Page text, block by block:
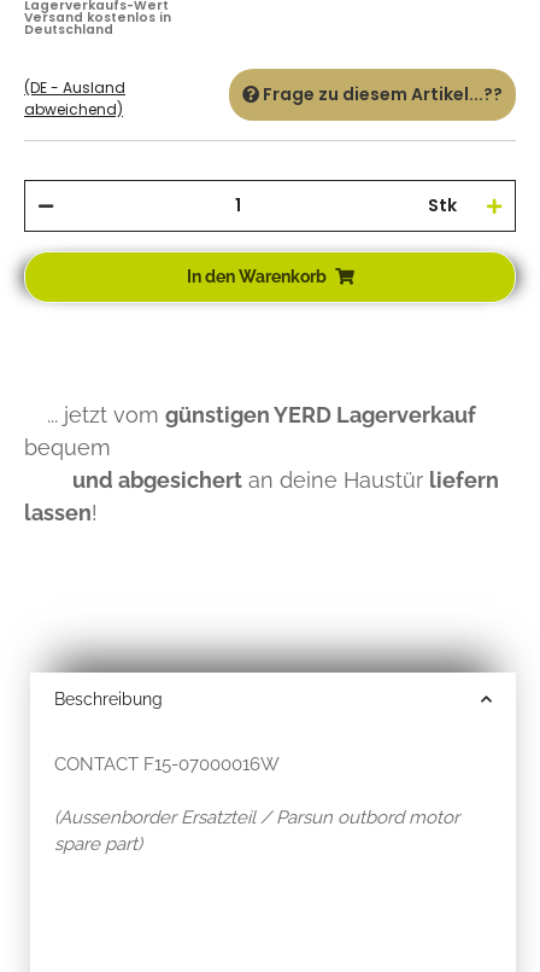
Lagerverkaufs-Wert
Versand kostenlos in
Deutschland
(DE - Ausland
abweichend)
Frage zu diesem Artikel...??
Stk
In den Warenkorb
... jetzt vom günstigen YERD Lagerverkauf
bequem
und abgesichert an deine Haustür liefern
lassen!
Beschreibung
CONTACT F15-07000016W
(Aussenborder Ersatzteil / Parsun outbord motor
spare part)